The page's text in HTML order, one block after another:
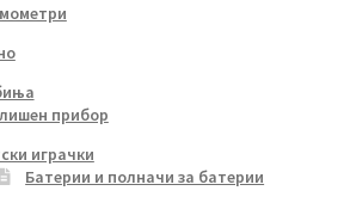
прибор
играчки
Батерии и полначи за батерии